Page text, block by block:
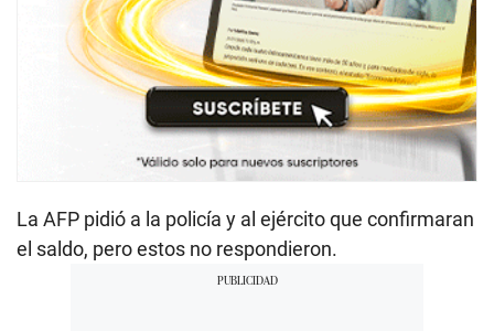
La AFP pidió a la policía y al ejército que confirmaran
el saldo, pero estos no respondieron.